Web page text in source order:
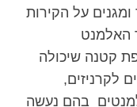
ומגנים על הקירות
האלמנט
קטנה שיכולה
לקרניזים,
בהם נעשה